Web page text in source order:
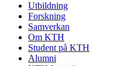
Utbildning
Forskning
Samverkan
Om KTH
Student på KTH
Alumni